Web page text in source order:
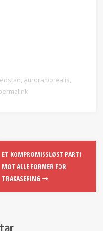
, aurora borealis,
ET KOMPROMISSLØST PARTI
MOT ALLE FORMER FOR
TRAKASERING